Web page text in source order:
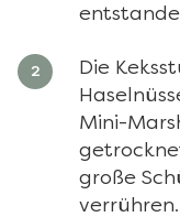
Die
Mini-
große
verrühren.